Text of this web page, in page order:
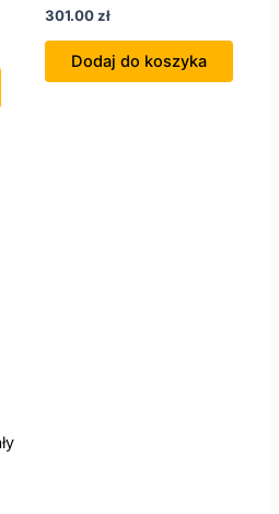
301.00zł
Dodaj do koszyka